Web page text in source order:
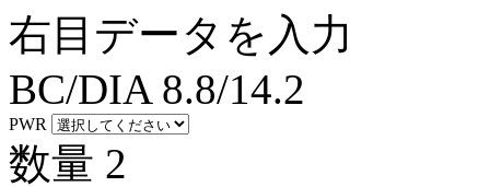
右目データを入力
BC/DIA 8.8/14.2
PWR
数量 2